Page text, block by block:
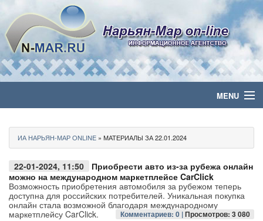
MENU
Политика
Бизнес
Общество
ИА НАРЬЯН-МАР ONLINE » МАТЕРИАЛЫ ЗА 22.01.2024
22-01-2024, 11:50
Приобрести авто из-за рубежа онлайн
можно на международном маркетплейсе CarClick
Возможность приобретения автомобиля за рубежом теперь
доступна для российских потребителей. Уникальная покупка
онлайн стала возможной благодаря международному
маркетплейсу CarClick.
Комментариев: 0 |Просмотров: 3 080